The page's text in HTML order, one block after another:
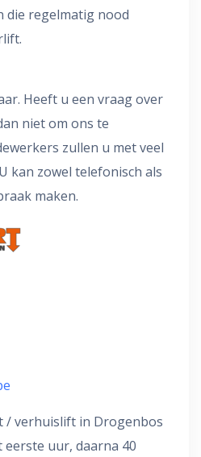
die regelmatig nood
Heeft u een vraag over
niet om ons te
zullen u met veel
kan zowel telefonisch als
maken.
/ verhuislift in Drogenbos
uur, daarna 40